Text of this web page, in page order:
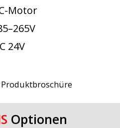
Motor
24V
Optionen